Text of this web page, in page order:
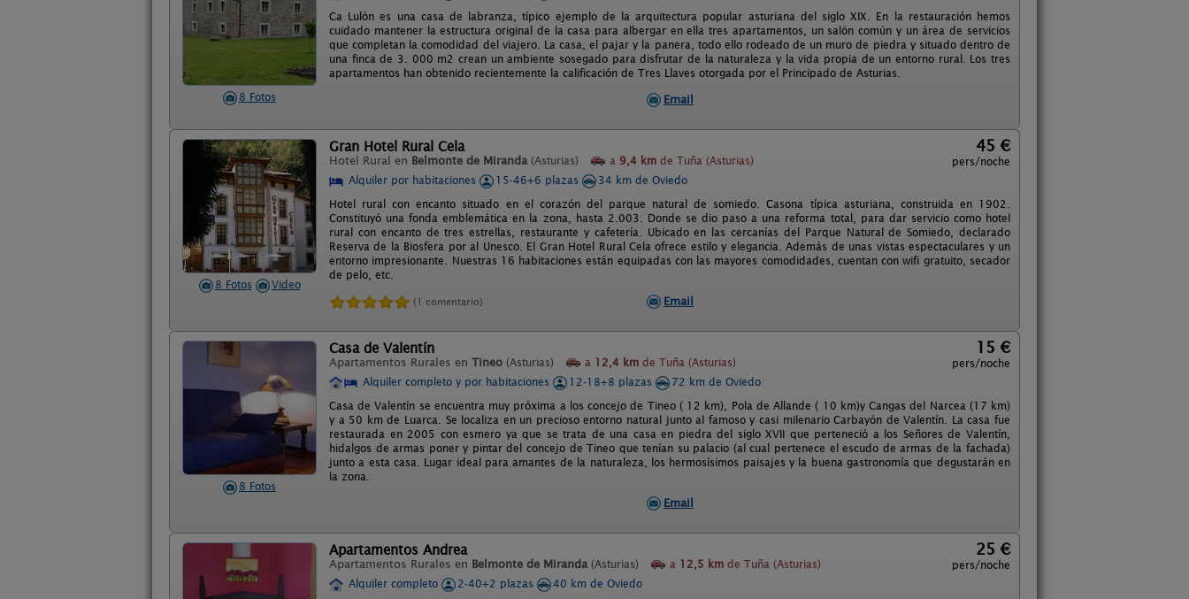
8 Fotos
Ca Lulón es una casa de labranza, típico ejemplo de la arquitectura popular asturiana del siglo XIX. En la restauración hemos
cuidado mantener la estructura original de la casa para albergar en ella tres apartamentos, un salón común y un área de servicios
que completan la comodidad del viajero. La casa, el pajar y la panera, todo ello rodeado de un muro de piedra y situado dentro de
una finca de 3. 000 m2 crean un ambiente sosegado para disfrutar de la naturaleza y la vida propia de un entorno rural. Los tres
apartamentos han obtenido recientemente la calificación de Tres Llaves otorgada por el Principado de Asturias.
Email
8 Fotos Video
Gran Hotel Rural Cela
Hotel Rural en Belmonte de Miranda (Asturias) a 9,4 km de Tuña (Asturias)
45 €
pers/noche
Alquiler por habitaciones
15-46+6 plazas
34 km de Oviedo
Hotel rural con encanto situado en el corazón del parque natural de somiedo. Casona típica asturiana, construida en 1902.
Constituyó una fonda emblemática en la zona, hasta 2.003. Donde se dio paso a una reforma total, para dar servicio como hotel
rural con encanto de tres estrellas, restaurante y cafetería. Ubicado en las cercanías del Parque Natural de Somiedo, declarado
Reserva de la Biosfera por al Unesco. El Gran Hotel Rural Cela ofrece estilo y elegancia. Además de unas vistas espectaculares y un
entorno impresionante. Nuestras 16 habitaciones están equipadas con las mayores comodidades, cuentan con wifi gratuito, secador
de pelo, etc.
(1 comentario) Email
8 Fotos
Casa de Valentín
Apartamentos Rurales en Tineo (Asturias) a 12,4 km de Tuña (Asturias)
15 €
pers/noche
Alquiler completo y por habitaciones
12-18+8 plazas
72 km de Oviedo
Casa de Valentín se encuentra muy próxima a los concejo de Tineo ( 12 km), Pola de Allande ( 10 km)y Cangas del Narcea (17 km)
y a 50 km de Luarca. Se localiza en un precioso entorno natural junto al famoso y casi milenario Carbayón de Valentín. La casa fue
restaurada en 2005 con esmero ya que se trata de una casa en piedra del siglo XVII que perteneció a los Señores de Valentín,
hidalgos de armas poner y pintar del concejo de Tineo que tenían su palacio (al cual pertenece el escudo de armas de la fachada)
junto a esta casa. Lugar ideal para amantes de la naturaleza, los hermosísimos paisajes y la buena gastronomía que degustarán en
la zona.
Email
Apartamentos Andrea
Apartamentos Rurales en Belmonte de Miranda (Asturias) a 12,5 km de Tuña (Asturias)
25 €
pers/noche
Alquiler completo
2-40+2 plazas
40 km de Oviedo